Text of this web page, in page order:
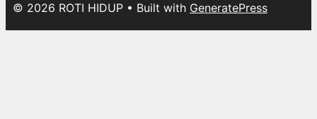
© 2026 ROTI HIDUP • Built with GeneratePress